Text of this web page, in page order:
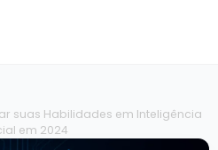
suas Habilidades em Inteligência
em 2024